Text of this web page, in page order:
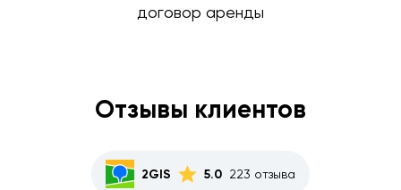
договор аренды
Отзывы клиентов
2GIS 5.0 223 отзыва